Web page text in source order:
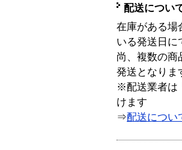
配送につい
在庫がある場
いる発送日に
尚、複数の商
発送となりま
※配送業者は
けます
⇒配送につい